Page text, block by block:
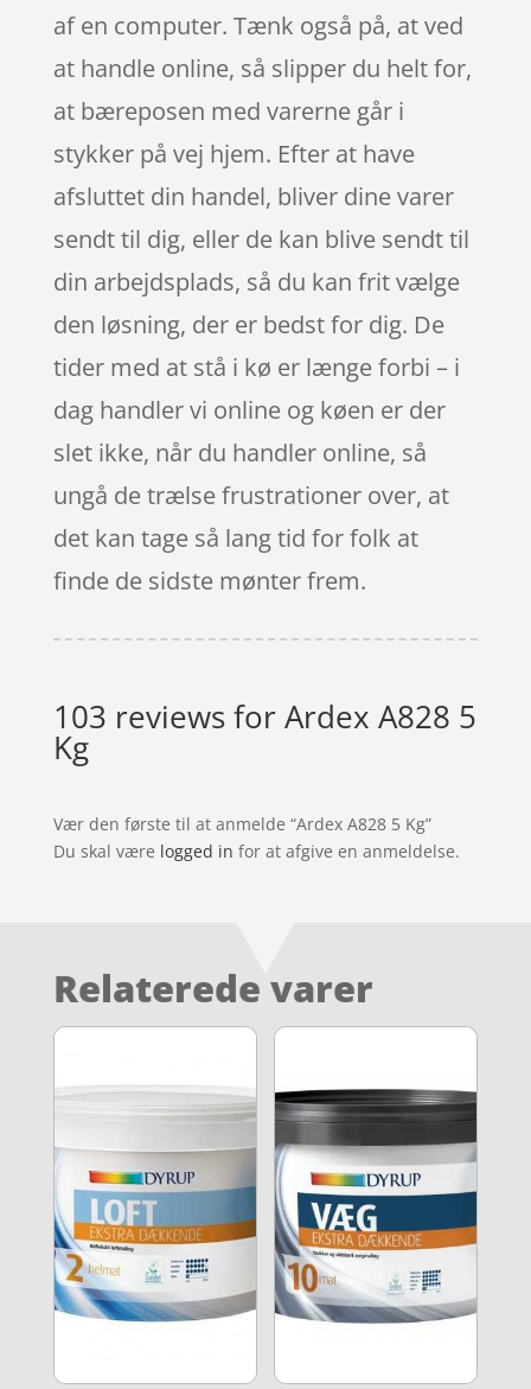
af en computer. Tænk også på, at ved
at handle online, så slipper du helt for,
at bæreposen med varerne går i
stykker på vej hjem. Efter at have
afsluttet din handel, bliver dine varer
sendt til dig, eller de kan blive sendt til
din arbejdsplads, så du kan frit vælge
den løsning, der er bedst for dig. De
tider med at stå i kø er længe forbi – i
dag handler vi online og køen er der
slet ikke, når du handler online, så
ungå de trælse frustrationer over, at
det kan tage så lang tid for folk at
finde de sidste mønter frem.
103 reviews forArdex A828 5
Kg
Vær den første til at anmelde “Ardex A828 5 Kg”
Du skal være logged in for at afgive en anmeldelse.
Relaterede varer